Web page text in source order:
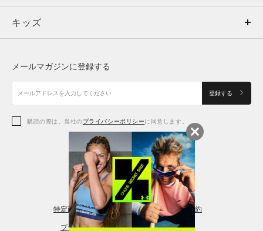
キッズ
アクセサリー
ボトムス
アクセサリー
トップス
シューズ
アクセサリー
レギンス＆タイツ
キッズ
シューズ
メールマガジンに登録する
登録する
購読の際は、当社のプライバシーポリシーに同意します。
特定商取引法に基づく通販の表記 会員規約
プライバシーポリシー